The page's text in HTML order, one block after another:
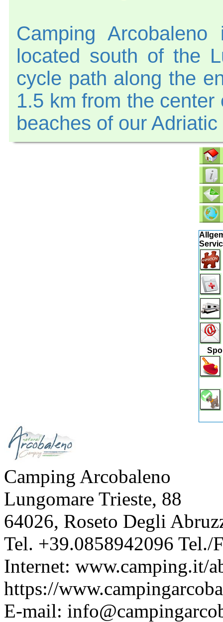
Camping
located south of the
cycle path along the
1.5 km from the
beaches of our
Camping Arcobaleno
Lungomare Trieste, 88
64026, Roseto Degli
Tel. +39.0858942096 Tel./
Internet: www.camping.it/
https://
E-mail: